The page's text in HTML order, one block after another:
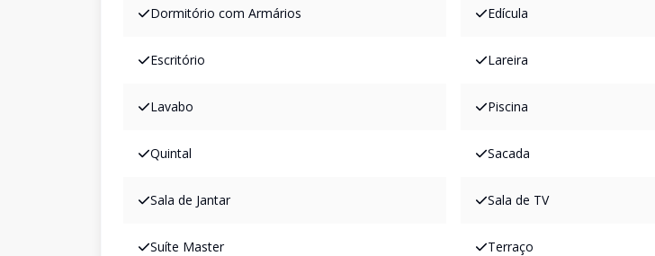
Dormitório com Armários Edícula
Escritório Lareira
Lavabo Piscina
Quintal Sacada
Sala de Jantar Sala de TV
Suíte Master Terraço